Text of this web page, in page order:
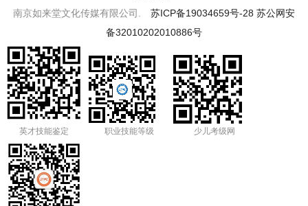
南京如来堂文化传媒有限公司. 苏ICP备19034659号-28 苏公网安
备32010202010886号
英才技能鉴定 职业技能等级 少儿考级网